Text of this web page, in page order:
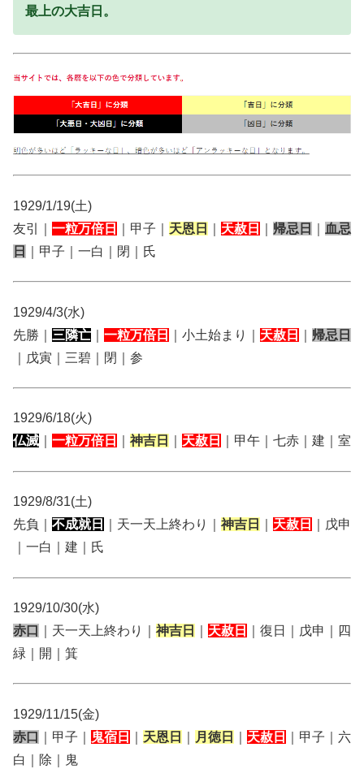
最上の大吉日。
1929/1/19(土)
友引｜ 一粒万倍日 ｜甲子｜ 天恩日 天赦日 帰忌日
血忌
日
｜甲子｜一白｜閉｜氏
1929/4/3(水)
先勝｜ 三隣亡 一粒万倍日 ｜小土始まり｜ 天赦日
帰忌日
｜戊寅｜三碧｜閉｜参
1929/6/18(火)
仏滅
一粒万倍日 神吉日 天赦日 ｜甲午｜七赤｜建｜室
1929/8/31(土)
先負｜ 不成就日 ｜天一天上終わり｜ 神吉日 天赦日
｜戊申
｜一白｜建｜氏
1929/10/30(水)
赤口
｜天一天上終わり｜ 神吉日 天赦日
｜復日｜戊申｜四
緑｜開｜箕
1929/11/15(金)
赤口
｜甲子｜ 鬼宿日 天恩日 月徳日 天赦日
｜甲子｜六
白｜除｜鬼